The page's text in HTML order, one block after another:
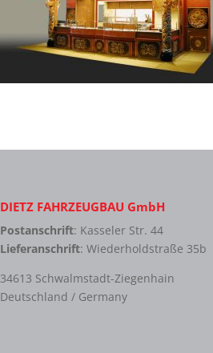
DIETZ FAHRZEUGBAU GmbH
Postanschrift: Kasseler Str. 44
Lieferanschrift: Wiederholdstraße 35b
34613 Schwalmstadt-Ziegenhain
Deutschland / Germany